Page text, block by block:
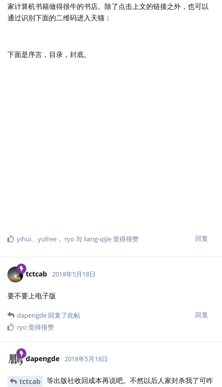
家计算机书籍做得很牛的书店。除了点击上文的链接之外，也可以
通过识别下面的二维码进入天猫：
下面是序言，目录，封底。
回复
yihui、 yufree ， ryo 与 liang-qijie觉得很赞
tctcab 2018年5月18日
要不要上电子版
回复
dapengde 回复了此帖
ryo 觉得很赞
dapengde 2018年5月18日
tctcab
等出版社收回成本再说吧。不然以后人家封杀我了可咋